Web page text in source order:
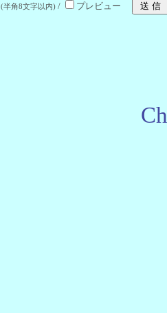
(半角8文字以内) / プレビュー